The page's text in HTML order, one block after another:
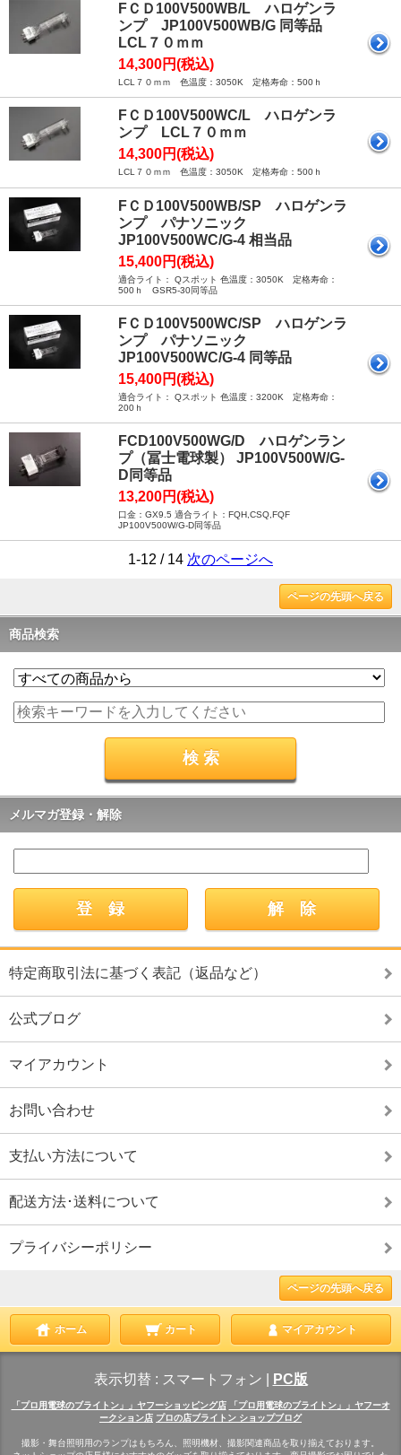
FＣＤ100V500WB/L ハロゲンラ
ンプ JP100V500WB/G 同等品
LCL７０ｍｍ
14,300円(税込)
LCL７０ｍｍ 色温度：3050K 定格寿命：500ｈ
FＣＤ100V500WC/L ハロゲンラ
ンプ LCL７０ｍｍ
14,300円(税込)
LCL７０ｍｍ 色温度：3050K 定格寿命：500ｈ
FＣＤ100V500WB/SP ハロゲンラ
ンプ パナソニック
JP100V500WC/G-4 相当品
15,400円(税込)
適合ライト： Qスポット 色温度：3050K 定格寿命：
500ｈ GSR5-30同等品
FＣＤ100V500WC/SP ハロゲンラ
ンプ パナソニック
JP100V500WC/G-4 同等品
15,400円(税込)
適合ライト： Qスポット 色温度：3200K 定格寿命：
200ｈ
FCD100V500WG/D ハロゲンラン
プ（冨士電球製） JP100V500W/G-
D同等品
13,200円(税込)
口金：GX9.5 適合ライト：FQH,CSQ,FQF
JP100V500W/G-D同等品
1-12 / 14 次のページへ
ページの先頭へ戻る
商品検索
メルマガ登録・解除
特定商取引法に基づく表記（返品など）
公式ブログ
マイアカウント
お問い合わせ
支払い方法について
配送方法･送料について
プライバシーポリシー
ページの先頭へ戻る
ホーム カート マイアカウント
表示切替 : スマートフォン PC版
「プロ用電球のブライトン」」ヤフーショッピング店
「プロ用電球のブライトン」」ヤフーオ
ークション店 プロの店ブライトン ショップブログ
撮影・舞台照明用のランプはもちろん、照明機材、撮影関連商品を取り揃えております。